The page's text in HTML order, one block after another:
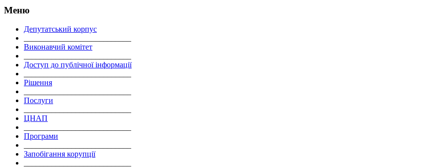
Меню
Депутатський корпус
Виконавчий комітет
Доступ до публічної інформації
Рішення
Послуги
ЦНАП
Програми
Запобігання корупції